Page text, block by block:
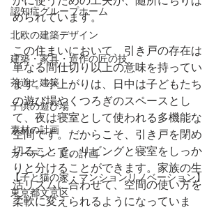
認知症グループホーム
北欧の建築デザイン
建築・家具・造作の匠の技
茶道と建築
子供の遊び場
素材の計画
ガーデン・庭の計画
【子と猫の家・マンションリノベーション】
東京都文京区
められています。
この住まいにおいて、引き戸の存在は
単なる間仕切り以上の意味を持ってい
ます。小上がりは、日中は子どもたち
の遊び場やくつろぎのスペースとし
て、夜は寝室として使われる多機能な
空間です。だからこそ、引き戸を閉め
切ることで、リビングと寝室をしっか
りと分けることができます。家族の生
活リズムに合わせて、空間の使い方を
柔軟に変えられるようになっていま